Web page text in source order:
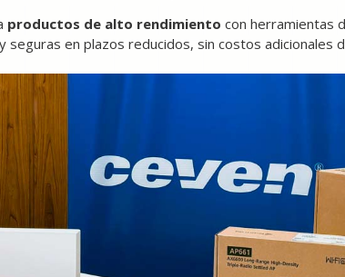
productos de alto rendimiento con herramientas
en plazos reducidos, sin costos adicionales